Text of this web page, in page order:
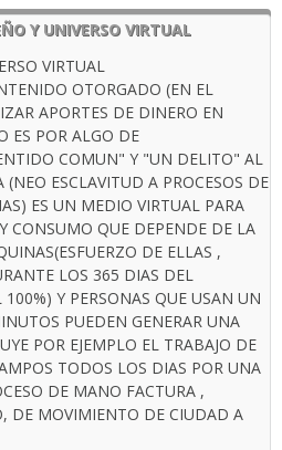
Y UNIVERSO VIRTUAL
VIRTUAL
OTORGADO (EN EL
APORTES DE DINERO EN
ES POR ALGO DE
COMUN" Y "UN DELITO" AL
ESCLAVITUD A PROCESOS DE
ES UN MEDIO VIRTUAL PARA
CONSUMO QUE DEPENDE DE LA
DE ELLAS ,
LOS 365 DIAS DEL
Y PERSONAS QUE USAN UN
PUEDEN GENERAR UNA
POR EJEMPLO EL TRABAJO DE
TODOS LOS DIAS POR UNA
DE MANO FACTURA ,
DE MOVIMIENTO DE CIUDAD A